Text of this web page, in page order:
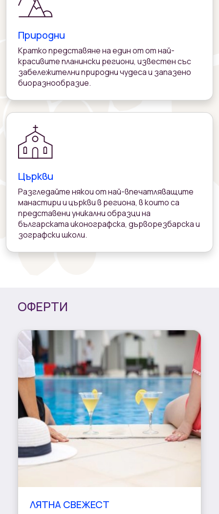
Природни
Кратко представяне на един от от най-
красивите планински региони, известен със
забележителни природни чудеса и запазено
биоразнообразиe.
Църкви
Разгледайте някои от най-впечатляващите
манастири и църкви в региона, в които са
представени уникални образци на
българската иконографска, дърворезбарска и
зографски школи.
ОФЕРТИ
ЛЯТНА СВЕЖЕСТ